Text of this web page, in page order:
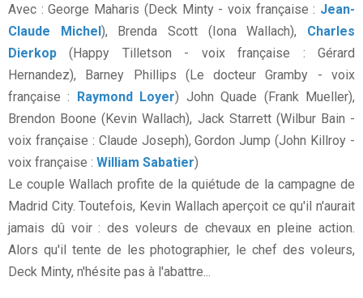
Avec : George Maharis (Deck Minty - voix française : Jean-
Claude Michel), Brenda Scott (Iona Wallach), Charles
Dierkop (Happy Tilletson - voix française : Gérard
Hernandez), Barney Phillips (Le docteur Gramby - voix
française : Raymond Loyer) John Quade (Frank Mueller),
Brendon Boone (Kevin Wallach), Jack Starrett (Wilbur Bain -
voix française : Claude Joseph), Gordon Jump (John Killroy -
voix française : William Sabatier)
Le couple Wallach profite de la quiétude de la campagne de
Madrid City. Toutefois, Kevin Wallach aperçoit ce qu'il n'aurait
jamais dû voir : des voleurs de chevaux en pleine action.
Alors qu'il tente de les photographier, le chef des voleurs,
Deck Minty, n'hésite pas à l'abattre...